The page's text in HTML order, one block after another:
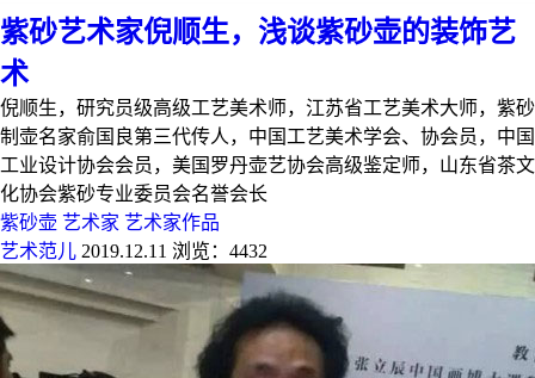
紫砂艺术家倪顺生，浅谈紫砂壶的装饰艺
术
倪顺生，研究员级高级工艺美术师，江苏省工艺美术大师，紫砂
制壶名家俞国良第三代传人，中国工艺美术学会、协会员，中国
工业设计协会会员，美国罗丹壶艺协会高级鉴定师，山东省茶文
化协会紫砂专业委员会名誉会长
紫砂壶 艺术家 艺术家作品
艺术范儿 2019.12.11 浏览：4432